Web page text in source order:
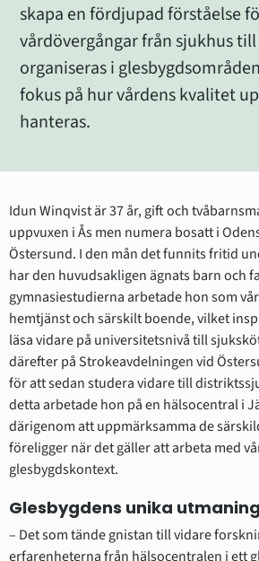
skapa en fördjupad förståelse
vårdövergångar från sjukhus
organiseras i
fokus på hur vårdens kvalitet
hanteras.
Idun Winqvist är 37 år, gift och
uppvuxen i Ås men numera bosatt i
Östersund. I den mån det funnits fritid
har den huvudsakligen ägnats barn och
gymnasiestudierna arbetade hon som
hemtjänst och särskilt boende, vilket
läsa vidare på universitetsnivå till
därefter på Strokeavdelningen vid
för att sedan studera vidare till
detta arbetade hon på en hälsocentral i
därigenom att uppmärksamma de
föreligger när det gäller att arbeta med
glesbygdskontext.
Glesbygdens unika
– Det som tände gnistan till vidare
erfarenheterna från hälsocentralen i ett